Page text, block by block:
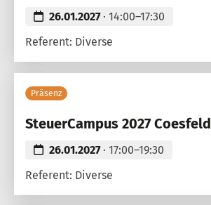
26.01.2027· 14:00–17:30
Referent: Diverse
Präsenz
SteuerCampus 2027 Coesfeld
26.01.2027· 17:00–19:30
Referent: Diverse